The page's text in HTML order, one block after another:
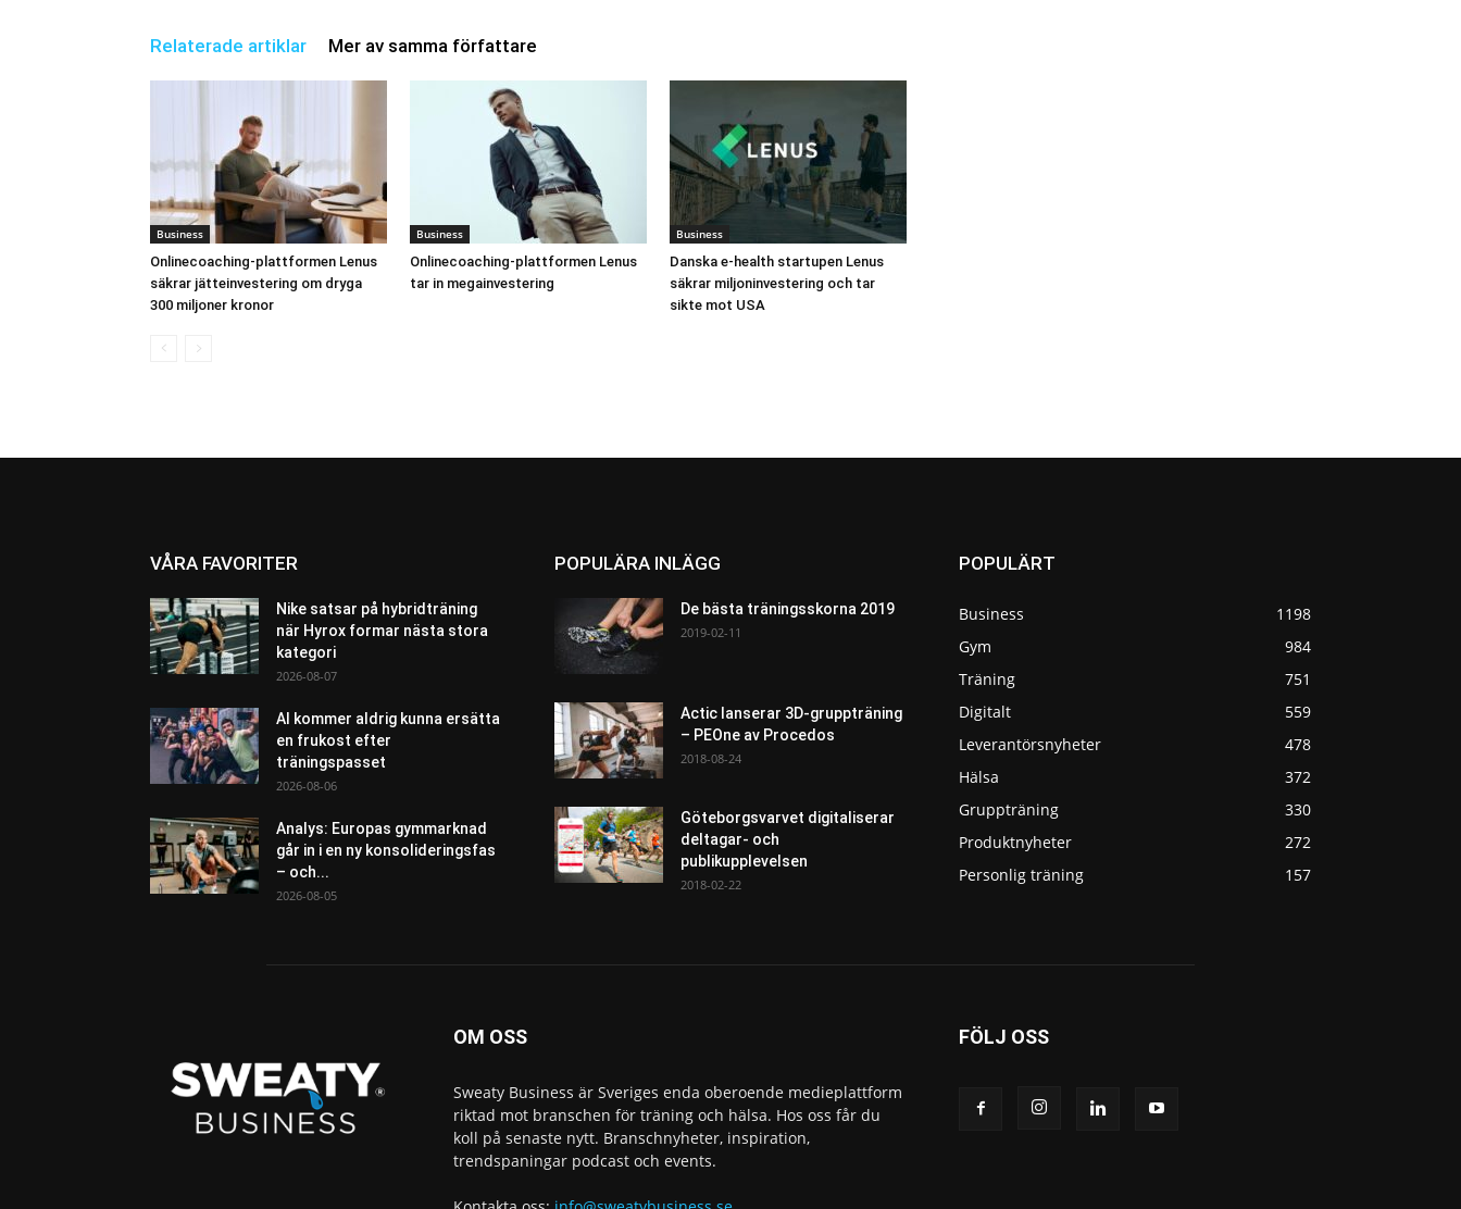
Relaterade artiklar Mer av samma författare
Business
Onlinecoaching-plattformen Lenus
säkrar jätteinvestering om dryga
300 miljoner kronor
Business
Onlinecoaching-plattformen Lenus
tar in megainvestering
Business
Danska e-health startupen Lenus
säkrar miljoninvestering och tar
sikte mot USA
VÅRA FAVORITER
Nike satsar på hybridträning
när Hyrox formar nästa stora
kategori
2026-08-07
AI kommer aldrig kunna ersätta
en frukost efter
träningspasset
2026-08-06
Analys: Europas gymmarknad
går in i en ny konsolideringsfas
– och...
2026-08-05
POPULÄRA INLÄGG
De bästa träningsskorna 2019
2019-02-11
Actic lanserar 3D-gruppträning
– PEOne av Procedos
2018-08-24
Göteborgsvarvet digitaliserar
deltagar- och
publikupplevelsen
2018-02-22
POPULÄRT
Business
1198
Gym
984
Träning
751
Digitalt
559
Leverantörsnyheter
478
Hälsa
372
Gruppträning
330
Produktnyheter
272
Personlig träning
157
OM OSS
Sweaty Business är Sveriges enda oberoende medieplattform
riktad mot branschen för träning och hälsa. Hos oss får du
koll på senaste nytt. Branschnyheter, inspiration,
trendspaningar podcast och events.
FÖLJ OSS